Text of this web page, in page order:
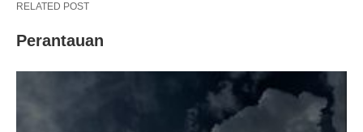
RELATED POST
Perantauan